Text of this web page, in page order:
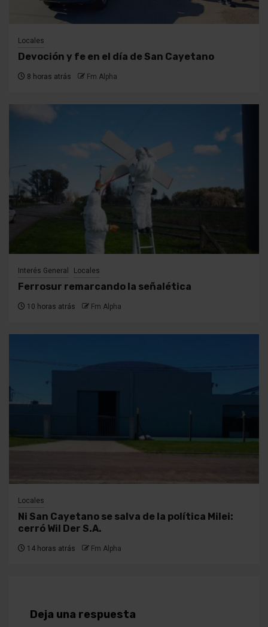
Locales
Devoción y fe en el día de San Cayetano
8 horas atrás Fm Alpha
Interés General Locales
Ferrosur remarcando la señalética
10 horas atrás Fm Alpha
Locales
Ni San Cayetano se salva de la política Milei:
cerró Wil Der S.A.
14 horas atrás Fm Alpha
Deja una respuesta